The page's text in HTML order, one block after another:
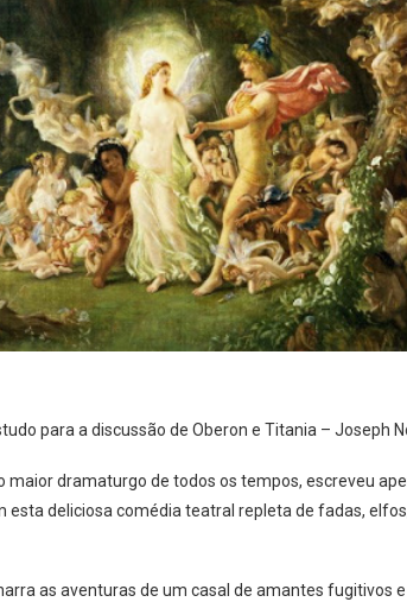
para a discussão de Oberon e Titania – Joseph
maior dramaturgo de todos os tempos, escreveu
esta deliciosa comédia teatral repleta de fadas,
as aventuras de um casal de amantes fugitivos